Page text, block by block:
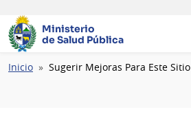
Ministerio
de Salud Pública
Ruta
Inicio Sugerir Mejoras Para Este Sitio